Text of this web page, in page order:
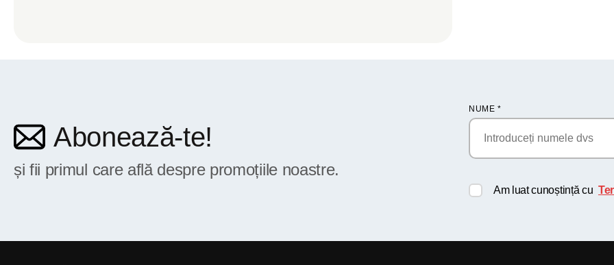
Abonează-te!
și fii primul care află despre promoțiile noastre.
NUME *
Am luat cunoștință cu